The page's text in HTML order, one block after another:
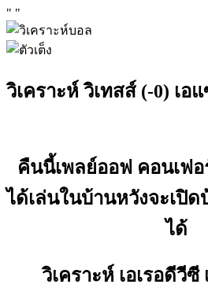
" "
วิเคราะห์ วิเทสส์ (-0) เอ
คืนนี้เพลย์ออฟ คอนเฟอ
ได้เล่นในบ้านหวังจะเปิ
ได้
วิเคราะห์ เอเรอดีวีซี